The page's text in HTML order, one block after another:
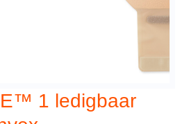
1 ledigbaar